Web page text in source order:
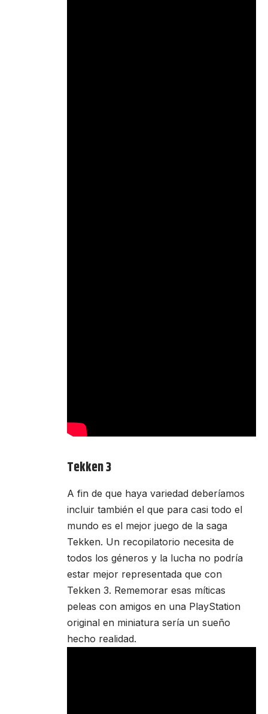
Tekken 3
A fin de que haya variedad deberíamos
incluir también el que para casi todo el
mundo es el mejor juego de la saga
Tekken. Un recopilatorio necesita de
todos los géneros y la lucha no podría
estar mejor representada que con
Tekken 3. Rememorar esas míticas
peleas con amigos en una PlayStation
original en miniatura sería un sueño
hecho realidad.